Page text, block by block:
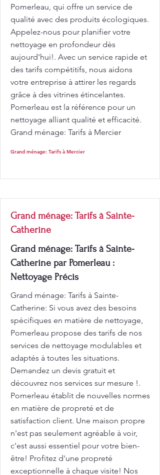
Pomerleau, qui offre un service de
qualité avec des produits écologiques.
Appelez-nous pour planifier votre
nettoyage en profondeur dès
aujourd'hui!. Avec un service rapide et
des tarifs compétitifs, nous aidons
votre entreprise à attirer les regards
grâce à des vitrines étincelantes.
Pomerleau est la référence pour un
nettoyage alliant qualité et efficacité.
Grand ménage: Tarifs à Mercier
Grand ménage: Tarifs à Mercier
Grand ménage: Tarifs à Sainte-
Catherine
Grand ménage: Tarifs à Sainte-
Catherine par Pomerleau :
Nettoyage Précis
Grand ménage: Tarifs à Sainte-
Catherine: Si vous avez des besoins
spécifiques en matière de nettoyage,
Pomerleau propose des tarifs de nos
services de nettoyage modulables et
adaptés à toutes les situations.
Demandez un devis gratuit et
découvrez nos services sur mesure !.
Pomerleau établit de nouvelles normes
en matière de propreté et de
satisfaction client. Une maison propre
n'est pas seulement agréable à voir,
c'est aussi essentiel pour votre bien-
être! Profitez d'une propreté
exceptionnelle à chaque visite! Nos